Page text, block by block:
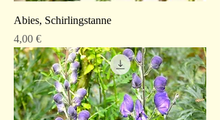
Abies, Schirlingstanne
Preis
4,00 €